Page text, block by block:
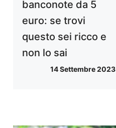
banconote da 5
euro: se trovi
questo sei ricco e
non lo sai
14 Settembre 2023